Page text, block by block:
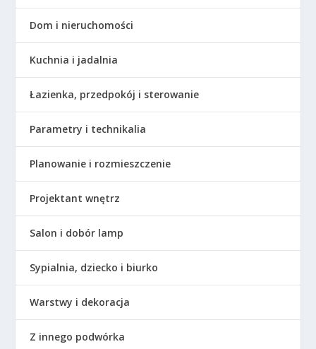
Dom i nieruchomości
Kuchnia i jadalnia
Łazienka, przedpokój i sterowanie
Parametry i technikalia
Planowanie i rozmieszczenie
Projektant wnętrz
Salon i dobór lamp
Sypialnia, dziecko i biurko
Warstwy i dekoracja
Z innego podwórka